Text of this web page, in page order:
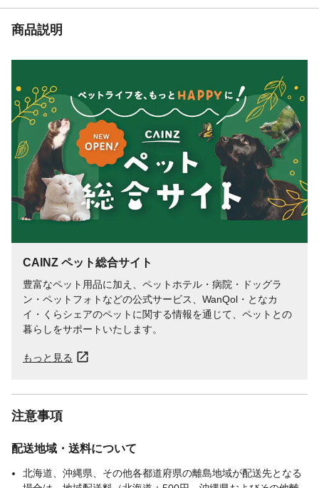
商品説明
CAINZ ペット総合サイト
豊富なペット用品に加え、ペットホテル・病院・ドッグラ
ン・ペットフォトなどの公式サービス、WanQol・となカ
イ・くらシェアのペットに関する情報を通じて、ペットとの
暮らしをサポートいたします。
もっと見る
注意事項
配送地域・送料について
北海道、沖縄県、その他各都道府県の離島地域が配送先となる